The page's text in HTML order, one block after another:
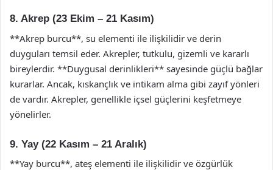
8. Akrep (23 Ekim – 21 Kasım)
**Akrep burcu**, su elementi ile ilişkilidir ve derin
duyguları temsil eder. Akrepler, tutkulu, gizemli ve kararlı
bireylerdir. **Duygusal derinlikleri** sayesinde güçlü bağlar
kurarlar. Ancak, kıskançlık ve intikam alma gibi zayıf yönleri
de vardır. Akrepler, genellikle içsel güçlerini keşfetmeye
yönelirler.
9. Yay (22 Kasım – 21 Aralık)
**Yay burcu**, ateş elementi ile ilişkilidir ve özgürlük